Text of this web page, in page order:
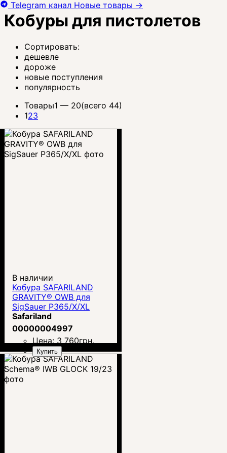
Кобуры для пистолетов
Сортировать:
дешевле
дороже
новые поступления
популярность
Товары1 — 20(всего 44)
123
В наличии
Кобура SAFARILAND
GRAVITY® OWB для
SigSauer P365/X/XL
Safariland
00000004997
Цена: 3 760грн.
Купить
Telegram канал Новые товары →